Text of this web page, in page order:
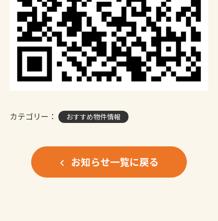
カテゴリー： おすすめ物件情報
お知らせ一覧に戻る